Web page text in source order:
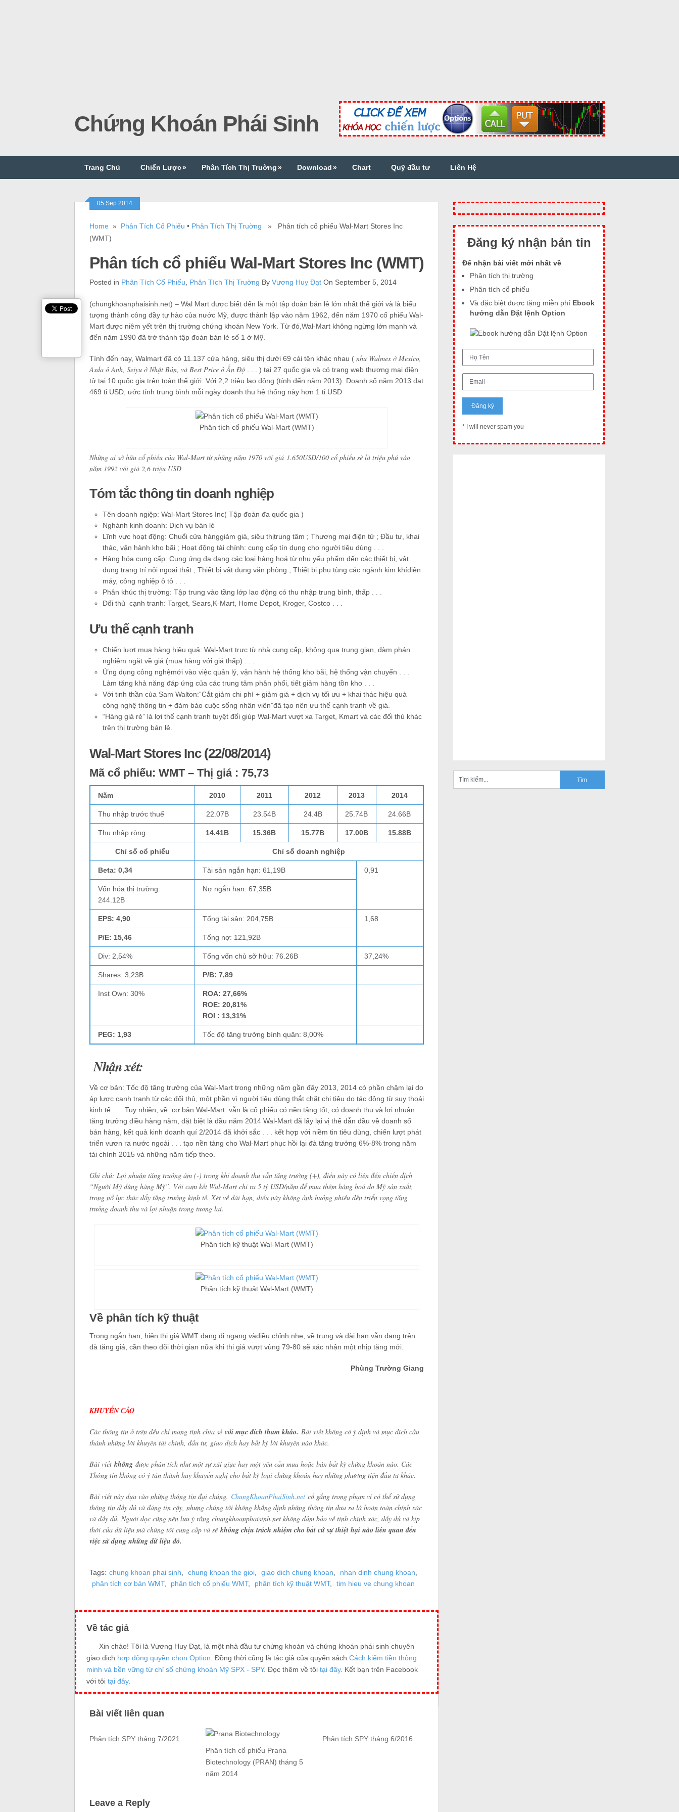
Chứng Khoán Phái Sinh
Trang Chủ Chiến Lược» Phân Tích Thị Truờng» Download» Chart Quỹ đầu tư Liên Hệ
05 Sep 2014
Home » Phân Tích Cổ Phiếu • Phân Tích Thị Truờng » Phân tích cổ phiếu Wal-Mart Stores Inc
(WMT)
Phân tích cổ phiếu Wal-Mart Stores Inc (WMT)
Posted in Phân Tích Cổ Phiếu Phân Tích Thị Truờng By Vương Huy ĐạtOn September 5, 2014
(chungkhoanphaisinh.net) – Wal Mart được biết đến là một tập đoàn bán lẻ lớn nhất thế giới và là biểu
tượng thành công đầy tự hào của nước Mỹ, được thành lập vào năm 1962, đến năm 1970 cổ phiếu Wal-
Mart được niêm yết trên thị trường chứng khoán New York. Từ đó,Wal-Mart không ngừng lớn mạnh và
đến năm 1990 đã trở thành tập đoàn bán lẻ số 1 ở Mỹ.
Tính đến nay, Walmart đã có 11.137 cửa hàng, siêu thị dưới 69 cái tên khác nhau (như Walmex ở Mexico,
Asda ở Anh, Seiyu ở Nhật Bản, và Best Price ở Ấn Độ. . . ) tại 27 quốc gia và có trang web thương mại điện
tử tại 10 quốc gia trên toàn thế giới. Với 2,2 triệu lao động (tính đến năm 2013). Doanh số năm 2013 đạt
469 tỉ USD, ước tính trung bình mỗi ngày doanh thu hệ thống này hơn 1 tỉ USD
Phân tích cổ phiếu Wal-Mart (WMT)
Những ai sở hữu cổ phiếu của Wal-Mart từ những năm 1970 với giá 1.650USD/100 cổ phiếu sẽ là triệu phú vào
năm 1992 với giá 2,6 triệu USD
Tóm tắc thông tin doanh nghiệp
Tên doanh ngiệp: Wal-Mart Stores Inc( Tập đoàn đa quốc gia )
Nghành kinh doanh: Dịch vụ bán lẻ
Lĩnh vực hoạt động: Chuổi cửa hànggiảm giá, siêu thịtrung tâm ; Thương mại điện tử ; Đầu tư, khai
thác, vận hành kho bãi ; Hoạt động tài chính: cung cấp tín dụng cho người tiêu dùng . . .
Hàng hóa cung cấp: Cung ứng đa dạng các loại hàng hoá từ nhu yếu phẩm đến các thiết bị, vật
dụng trang trí nội ngoại thất ; Thiết bị vật dụng văn phòng ; Thiết bị phụ tùng các ngành kim khíđiện
máy, công nghiệp ô tô . . .
Phân khúc thị trường: Tập trung vào tầng lớp lao động có thu nhập trung bình, thấp . . .
Đối thủ cạnh tranh: Target, Sears,K-Mart, Home Depot, Kroger, Costco . . .
Ưu thế cạnh tranh
Chiến lượt mua hàng hiệu quả: Wal-Mart trực từ nhà cung cấp, không qua trung gian, đàm phán
nghiêm ngặt về giá (mua hàng với giá thấp) . . .
Ứng dụng công nghệmới vào việc quản lý, vận hành hệ thống kho bãi, hệ thống vận chuyển . . .
Làm tăng khả năng đáp ứng của các trung tâm phân phối, tiết giảm hàng tồn kho . . .
Với tinh thần của Sam Walton:“Cắt giảm chi phí + giảm giá + dịch vụ tối ưu + khai thác hiệu quả
công nghệ thông tin + đảm bảo cuộc sống nhân viên”đã tạo nên ưu thế cạnh tranh về giá.
“Hàng giá rẻ” là lợi thế cạnh tranh tuyệt đối giúp Wal-Mart vượt xa Target, Kmart và các đối thủ khác
trên thị trường bán lẻ.
Wal-Mart Stores Inc (22/08/2014)
Mã cổ phiếu: WMT – Thị giá : 75,73
Năm 2010 2011 2012 2013 2014
Thu nhập trước thuế 22.07B 23.54B 24.4B 25.74B 24.66B
Thu nhập ròng 14.41B 15.36B 15.77B 17.00B 15.88B
Chỉ số cổ phiếu Chỉ số doanh nghiệp
Beta: 0,34 Tài sản ngắn hạn: 61,19B 0,91
Vốn hóa thị trường:
244.12B
Nợ ngắn hạn: 67,35B
EPS: 4,90 Tổng tài sản: 204,75B 1,68
P/E: 15,46 Tổng nợ: 121,92B
Div: 2,54% Tổng vốn chủ sỡ hữu: 76.26B 37,24%
Shares: 3,23B P/B: 7,89
Inst Own: 30%
ROA: 27,66%
ROE: 20,81%
ROI : 13,31%
PEG: 1,93 Tốc độ tăng trưởng bình quân: 8,00%
Nhận xét:
Về cơ bản: Tốc độ tăng trưởng của Wal-Mart trong những năm gần đây 2013, 2014 có phần chậm lại do
áp lược cạnh tranh từ các đối thủ, một phần vì người tiêu dùng thắt chặt chi tiêu do tác động từ suy thoái
kinh tế . . . Tuy nhiên, về cơ bản Wal-Mart vẫn là cổ phiếu có nền tảng tốt, có doanh thu và lợi nhuận
tăng trưởng điều hàng năm, đặt biệt là đầu năm 2014 Wal-Mart đã lấy lại vị thế dẫn đầu về doanh số
bán hàng, kết quả kinh doanh quí 2/2014 đã khởi sắc . . . kết hợp với niềm tin tiêu dùng, chiến lượt phát
triển vươn ra nước ngoài . . . tạo nền tảng cho Wal-Mart phục hồi lại đà tăng trưởng 6%-8% trong năm
tài chính 2015 và những năm tiếp theo.
Ghi chú: Lợi nhuận tăng trưởng âm (-) trong khi doanh thu vẫn tăng trưởng (+), điều này có liên đến chiến dịch
“Người Mỹ dùng hàng Mỹ”. Với cam kết Wal-Mart chi ra 5 tỷ USD/năm để mua thêm hàng hoá do Mỹ sản xuất,
trong nỗ lực thúc đẩy tăng trưởng kinh tế. Xét về dài hạn, điều này không ảnh hưởng nhiều đến triển vọng tăng
trưởng doanh thu và lợi nhuận trong tương lai.
Phân tích kỹ thuật Wal-Mart (WMT)
Phân tích kỹ thuật Wal-Mart (WMT)
Về phân tích kỹ thuật
Trong ngắn hạn, hiện thị giá WMT đang đi ngang vàđiều chỉnh nhẹ, về trung và dài hạn vẫn đang trên
đà tăng giá, cần theo dõi thời gian nữa khi thị giá vượt vùng 79-80 sẽ xác nhận một nhịp tăng mới.
Phùng Trường Giang
KHUYẾN CÁO
Các thông tin ở trên đều chỉ mang tính chia sẻ với mục đích tham khảo. Bài viết không có ý định và mục đích cấu
thành những lời khuyên tài chính, đầu tư, giao dịch hay bất kỳ lời khuyên nào khác.
Bài viếtkhôngđược phân tích như một sự xúi giục hay một yêu cầu mua hoặc bán bất kỳ chứng khoán nào. Các
Thông tin không có ý tán thành hay khuyến nghị cho bất kỳ loại chứng khoán hay những phương tiện đầu tư khác.
Bài viết này dựa vào những thông tin đại chúng. ChungKhoanPhaiSinh.netcố gắng trong phạm vi có thể sử dụng
thông tin đầy đủ và đáng tin cậy, nhưng chúng tôi không khẳng định những thông tin đưa ra là hoàn toàn chính xác
và đầy đủ. Người đọc cũng nên lưu ý rằng chungkhoanphaisinh.net không đảm bảo về tính chính xác, đầy đủ và kịp
thời của dữ liệu mà chúng tôi cung cấp và sẽkhông chịu trách nhiệm cho bất cứ sự thiệt hại nào liên quan đến
việc sử dụng những dữ liệu đó.
Tags: chung khoan phai sinh chung khoan the gioi, giao dich chung khoan nhan dinh chung khoan
phân tích cơ bản WMT, phân tích cổ phiếu WMT, phân tích kỹ thuật WMT, tim hieu ve chung khoan
Về tác giả
Xin chào! Tôi là Vương Huy Đạt, là một nhà đầu tư chứng khoán và chứng khoán phái sinh chuyên
giao dịch hợp động quyền chọn Option . Đồng thời cũng là tác giả của quyển sách Cách kiếm tiền thông
minh và bền vững từ chỉ số chứng khoán Mỹ SPX - SPY. Đọc thêm về tôi tại đây. Kết bạn trên Facebook
với tôi tại đây.
Bài viết liên quan
Phân tích SPY tháng 7/2021
Phân tích cổ phiếu Prana
Biotechnology (PRAN) tháng 5
năm 2014
Phân tích SPY tháng 6/2016
Leave a Reply
Đăng ký nhận bản tin
Để nhận bài viết mới nhất về
Phân tích thị trường
Phân tích cổ phiếu
Và đặc biệt được tặng miễn phí Ebook
hướng dẫn Đặt lệnh Option
* I will never spam you